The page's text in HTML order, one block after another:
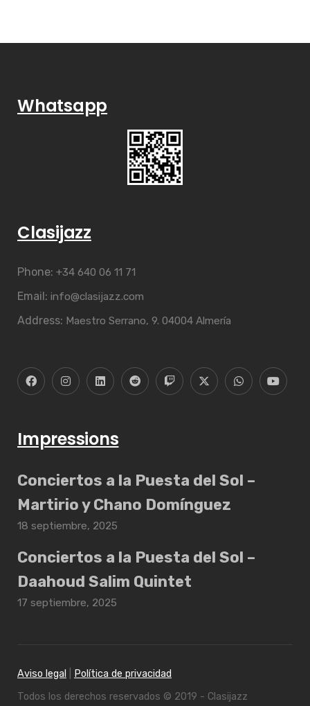
Whatsapp
Clasijazz
Phone: +34 640 06 11 71
Email: info@clasijazz.com
Address: Maestro Serrano, 9. 04004 Almería
Impressions
Conciertos a la Puesta del Sol –
Martirio y Chano Domínguez
18 septiembre, 2025
Conciertos a la Puesta del Sol –
Daahoud Salim Quintet
17 septiembre, 2025
Aviso legal
Política de privacidad
Todos los derechos reservados © 2019 - Clasijazz